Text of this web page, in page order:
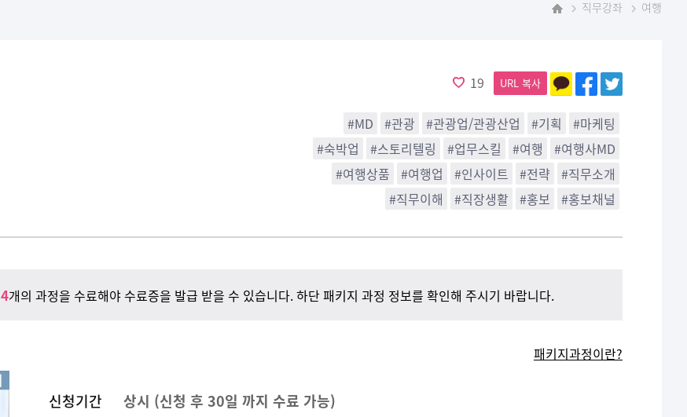
직무강좌 여행
19 URL 복사
#MD #관광 #관광업/관광산업 #기획
#마케팅
#숙박업
#스토리텔링 #업무스킬 #여행
#여행사MD
#여행상품
#여행업 #인사이트 #전략
#직무소개
#직무이해
#직장생활 #홍보 #홍보채널
4개의 과정을 수료해야 수료증을 발급 받을 수 있습니다. 하단 패키지 과정 정보를 확인해 주시기 바랍니다.
패키지과정이란?
신청기간
상시 (신청 후 30일 까지 수료 가능)